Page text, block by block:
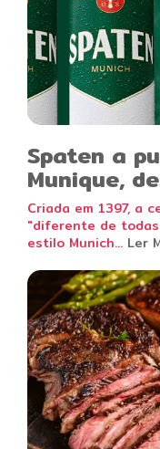
Spaten a
Munique,
Criada em 1397, a
"diferente de
estilo Munich... Ler